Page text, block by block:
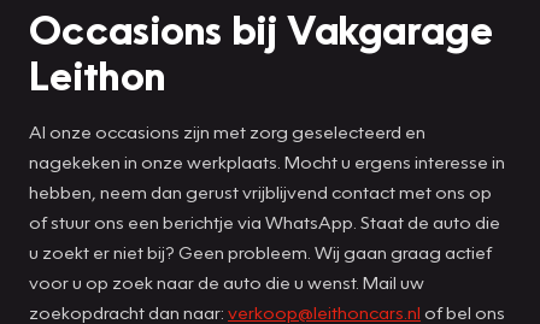
Occasions bij Vakgarage
Leithon
Al onze occasions zijn met zorg geselecteerd en
nagekeken in onze werkplaats. Mocht u ergens interesse in
hebben, neem dan gerust vrijblijvend contact met ons op
of stuur ons een berichtje via WhatsApp. Staat de auto die
u zoekt er niet bij? Geen probleem. Wij gaan graag actief
voor u op zoek naar de auto die u wenst. Mail uw
zoekopdracht dan naar: verkoop@leithoncars.nl of bel ons